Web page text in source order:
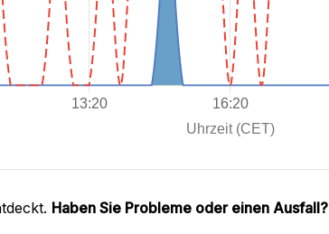
Haben Sie Probleme oder einen Ausfall?